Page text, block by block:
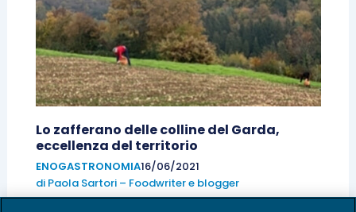
Lo zafferano delle colline del Garda,
eccellenza del territorio
ENOGASTRONOMIA16/06/2021
di Paola Sartori – Foodwriter e blogger